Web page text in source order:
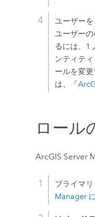
ユーザーを
ユーザー
るには、1
ンティテ
ールを変
は、「
ロール
ArcGIS Server
プライマ
Manager